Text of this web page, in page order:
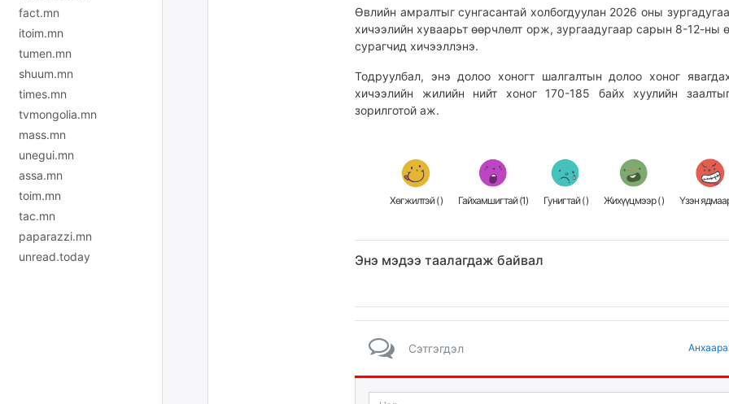
fact.mn
itoim.mn
tumen.mn
shuum.mn
times.mn
tvmongolia.mn
mass.mn
unegui.mn
assa.mn
toim.mn
tac.mn
paparazzi.mn
unread.today
Өвлийн амралтыг сунгасантай холбогдуулан 2026 оны
хичээлийн хуваарьт өөрчлөлт орж, зургаадугаар сарын 8-12-ны
сурагчид хичээллэнэ.
Тодруулбал, энэ долоо хоногт шалгалтын долоо хоног
хичээлийн жилийн нийт хоног 170-185 байх хуулийн
зорилготой аж.
Хөгжилтэй () Гайхамшигтай (1) Гунигтай () Жихүүцмээр () Үзэн
Энэ мэдээ таалагдаж байвал
Сэтгэгдэл